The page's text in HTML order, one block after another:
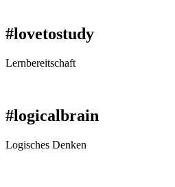
#lovetostudy
Lernbereitschaft
#logicalbrain
Logisches Denken